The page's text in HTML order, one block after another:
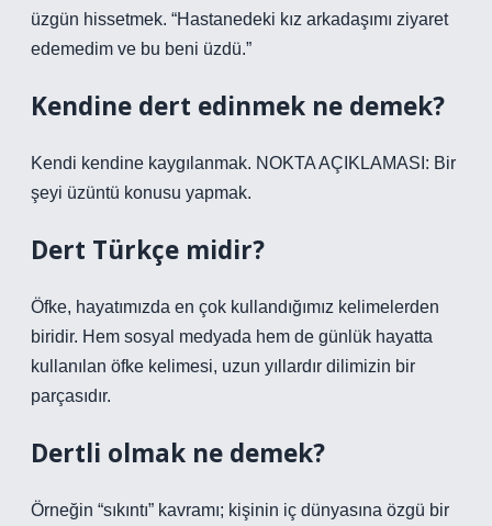
üzgün hissetmek. “Hastanedeki kız arkadaşımı ziyaret
edemedim ve bu beni üzdü.”
Kendine dert edinmek ne demek?
Kendi kendine kaygılanmak. NOKTA AÇIKLAMASI: Bir
şeyi üzüntü konusu yapmak.
Dert Türkçe midir?
Öfke, hayatımızda en çok kullandığımız kelimelerden
biridir. Hem sosyal medyada hem de günlük hayatta
kullanılan öfke kelimesi, uzun yıllardır dilimizin bir
parçasıdır.
Dertli olmak ne demek?
Örneğin “sıkıntı” kavramı; kişinin iç dünyasına özgü bir